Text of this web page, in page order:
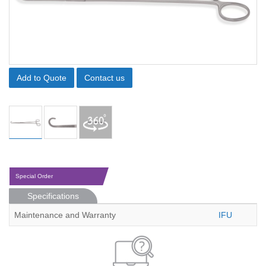
Add to Quote Contact us
Special Order
Specifications
Maintenance and Warranty
IFU